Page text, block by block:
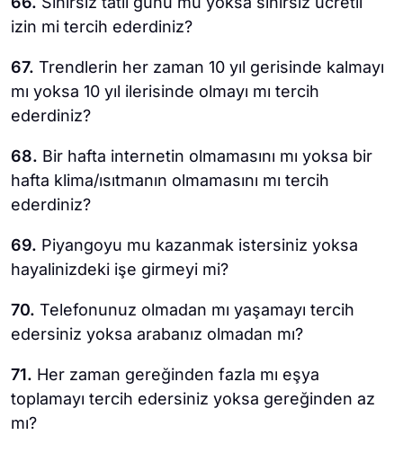
izin mi tercih ederdiniz?
67. Trendlerin her zaman 10 yıl gerisinde kalmayı
mı yoksa 10 yıl ilerisinde olmayı mı tercih
ederdiniz?
68. Bir hafta internetin olmamasını mı yoksa bir
hafta klima/ısıtmanın olmamasını mı tercih
ederdiniz?
69. Piyangoyu mu kazanmak istersiniz yoksa
hayalinizdeki işe girmeyi mi?
70. Telefonunuz olmadan mı yaşamayı tercih
edersiniz yoksa arabanız olmadan mı?
71. Her zaman gereğinden fazla mı eşya
toplamayı tercih edersiniz yoksa gereğinden az
mı?